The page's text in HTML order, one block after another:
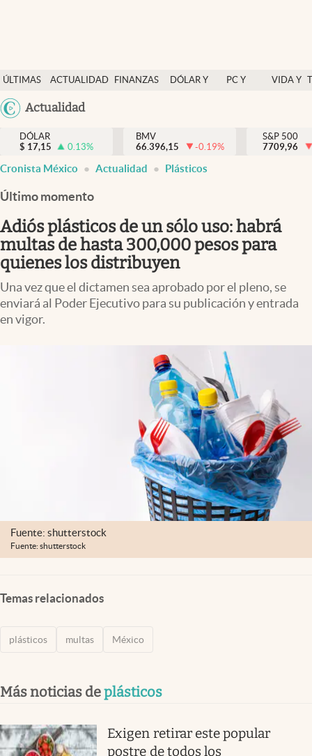
ÚLTIMAS
NOTICIAS
ACTUALIDAD
FINANZAS
DÓLAR Y
PC Y
VIDA Y
México
Actualidad
Actualidad
Finanzas y economía
Dólar y mercados
Opinión
Pc y celular
Vida y estilo
Tv
Clima
DÓLAR
$ 17,15 0.13%
BMV
66.396,15
-0.19%
S&P 500
7709,96
Cronista México Actualidad Plásticos
Último momento
Adiós plásticos de un sólo uso: habrá
multas de hasta 300,000 pesos para
quienes los distribuyen
Una vez que el dictamen sea aprobado por el pleno, se
enviará al Poder Ejecutivo para su publicación y entrada
en vigor.
Fuente: shutterstock
Fuente: shutterstock
Temas relacionados
plásticos multas México
Más noticias deplásticos
Exigen retirar este popular
postre de todos los